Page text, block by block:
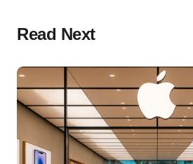
Read Next